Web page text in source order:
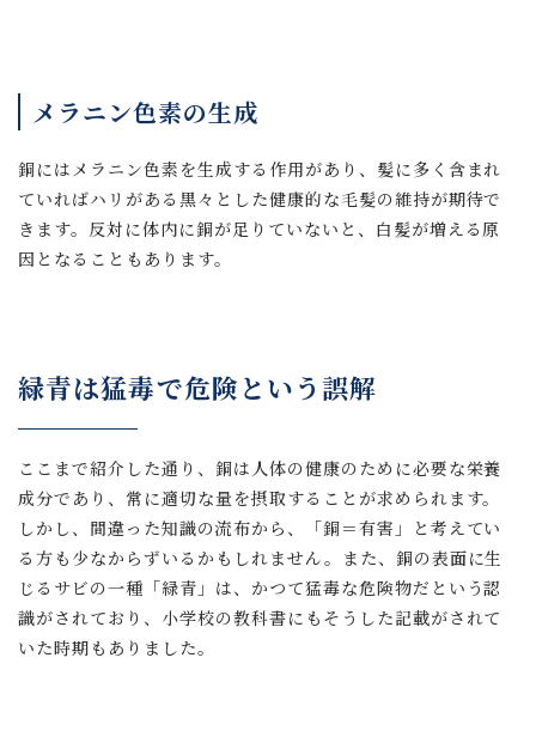
メラニン色素の生成
銅にはメラニン色素を生成する作用があり、髪に多く含まれ
ていればハリがある黒々とした健康的な毛髪の維持が期待で
きます。反対に体内に銅が足りていないと、白髪が増える原
因となることもあります。
緑青は猛毒で危険という誤解
ここまで紹介した通り、銅は人体の健康のために必要な栄養
成分であり、常に適切な量を摂取することが求められます。
しかし、間違った知識の流布から、「銅＝有害」と考えてい
る方も少なからずいるかもしれません。また、銅の表面に生
じるサビの一種「緑青」は、かつて猛毒な危険物だという認
識がされており、小学校の教科書にもそうした記載がされて
いた時期もありました。